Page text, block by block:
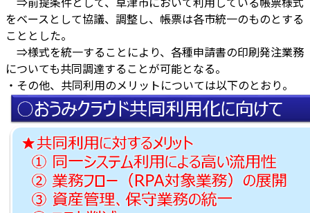
をベースとして協議、調整し、帳票は各市統一のものとする
こととした。
⇒様式を統一することにより、各種申請書の印刷発注業務
についても共同調達することが可能となる。
・その他、共同利用のメリットについては以下のとおり。